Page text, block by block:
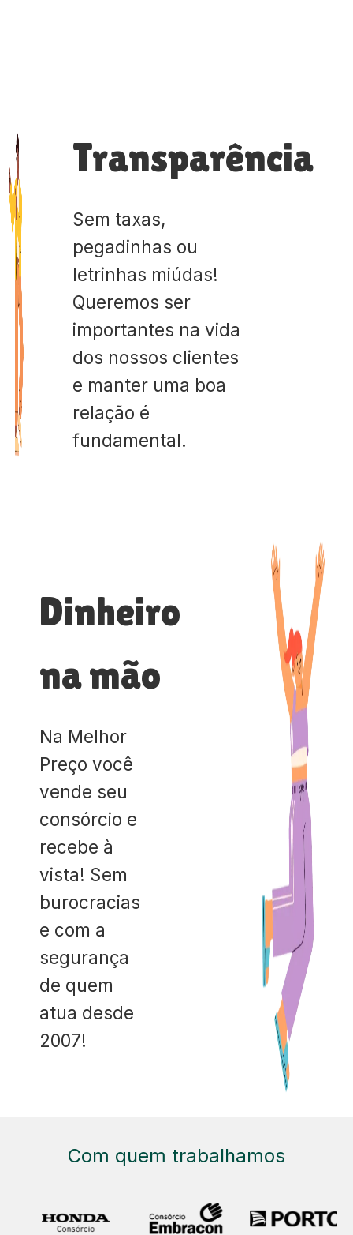
Transparência
Sem taxas,
pegadinhas ou
letrinhas miúdas!
Queremos ser
importantes na vida
dos nossos clientes
e manter uma boa
relação é
fundamental.
Dinheiro
na mão
Na Melhor
Preço você
vende seu
consórcio e
recebe à
vista! Sem
burocracias
e com a
segurança
de quem
atua desde
2007!
Com quem trabalhamos